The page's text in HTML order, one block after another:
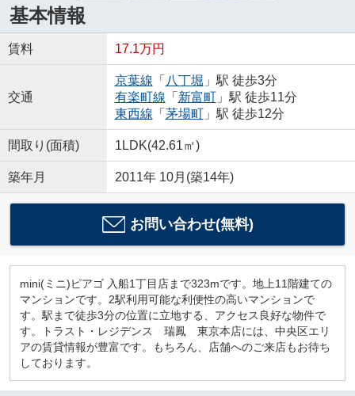
基本情報
賃料 17.1万円
交通
京葉線 「 八丁堀 」駅 徒歩3分
有楽町線 「 新富町」駅 徒歩11分
東西線 「 茅場町」駅 徒歩12分
間取り(面積) 1LDK(42.61㎡)
築年月 2011年 10月(築14年)
お問い合わせ(無料)
mini(ミニ)ピアゴ 入船1丁目店まで323mです。地上11階建ての
マンションです。2駅利用可能な利便性の高いマンションで
す。駅まで徒歩3分の位置に立地する、アクセス良好な物件で
す。トラスト・レジデンス 瑞鳳 東京本店には、中央区エリ
アの賃貸情報が豊富です。もちろん、店舗へのご来店もお待ち
しております。